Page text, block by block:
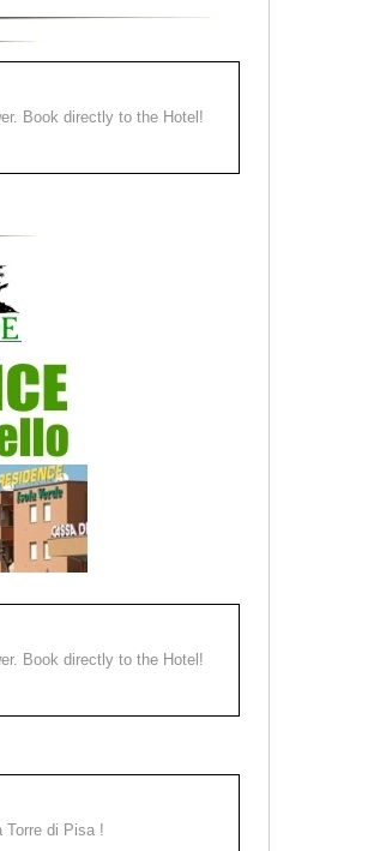
Book directly to the Hotel!
Book directly to the Hotel!
Torre di Pisa !